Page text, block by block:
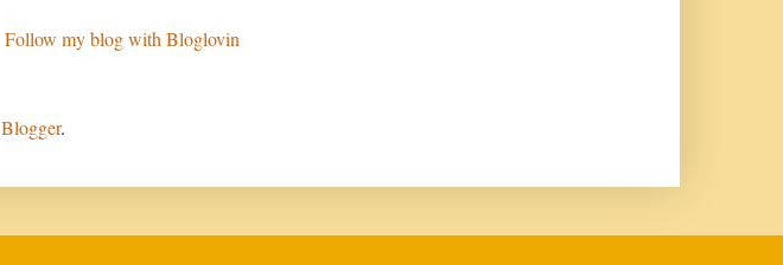
Follow my blog with Bloglovin
Blogger.